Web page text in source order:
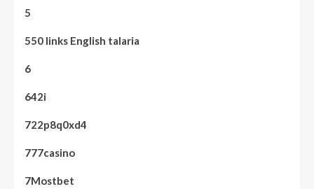
5
550 links English talaria
6
642i
722p8q0xd4
777casino
7Mostbet